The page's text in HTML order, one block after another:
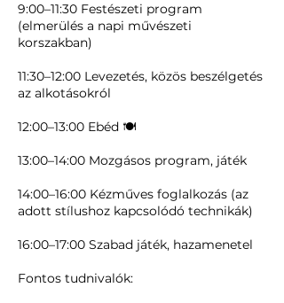
9:00–11:30 Festészeti program
(elmerülés a napi művészeti
korszakban)
11:30–12:00 Levezetés, közös beszélgetés
az alkotásokról
12:00–13:00 Ebéd 🍽️
13:00–14:00 Mozgásos program, játék
14:00–16:00 Kézműves foglalkozás (az
adott stílushoz kapcsolódó technikák)
16:00–17:00 Szabad játék, hazamenetel
Fontos tudnivalók: